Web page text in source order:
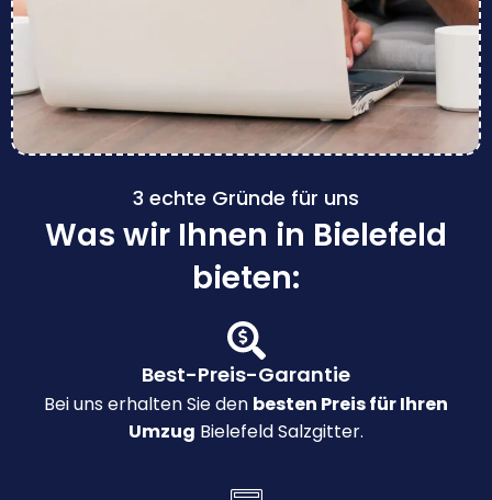
3 echte Gründe für uns
Was wir Ihnen in Bielefeld
bieten:
Best-Preis-Garantie
Bei uns erhalten Sie den besten Preis für Ihren
Umzug Bielefeld Salzgitter.